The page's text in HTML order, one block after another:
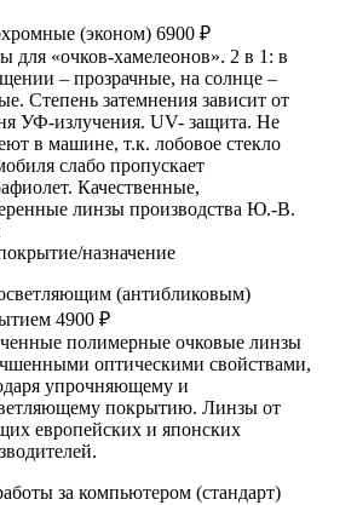
(эконом) 6900 ₽
для «очков-хамелеонов». 2 в 1: в
– прозрачные, на солнце –
Степень затемнения зависит от
УФ-излучения. UV- защита. Не
в машине, т.к. лобовое стекло
слабо пропускает
Качественные,
линзы производства Ю.-В.
назначение
(антибликовым)
4900 ₽
полимерные очковые линзы
оптическими свойствами,
упрочняющему и
покрытию. Линзы от
европейских и японских
за компьютером (стандарт)